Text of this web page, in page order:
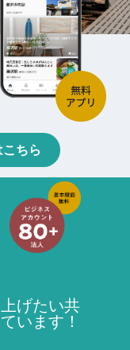
ちら
げたい共
います！